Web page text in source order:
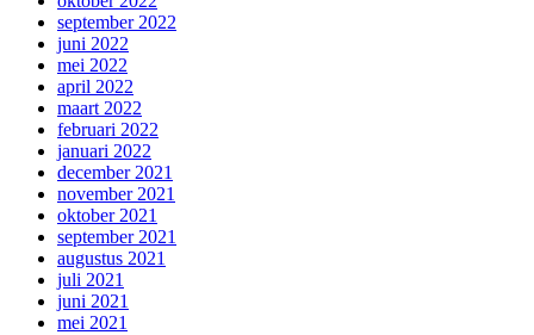
september 2022
juni 2022
mei 2022
april 2022
maart 2022
februari 2022
januari 2022
december 2021
november 2021
oktober 2021
september 2021
augustus 2021
juli 2021
juni 2021
mei 2021